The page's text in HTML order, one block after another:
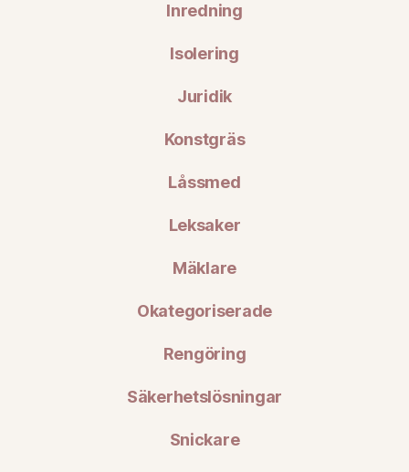
Inredning
Isolering
Juridik
Konstgräs
Låssmed
Leksaker
Mäklare
Okategoriserade
Rengöring
Säkerhetslösningar
Snickare